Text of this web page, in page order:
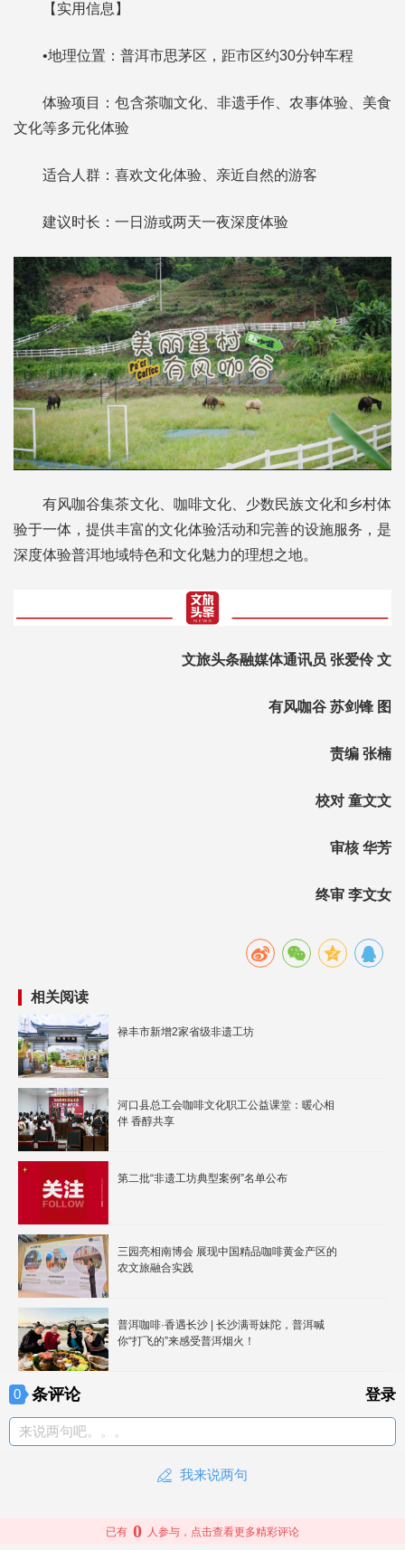
【实用信息】
•地理位置：普洱市思茅区，距市区约30分钟车程
体验项目：包含茶咖文化、非遗手作、农事体验、美食
文化等多元化体验
适合人群：喜欢文化体验、亲近自然的游客
建议时长：一日游或两天一夜深度体验
有风咖谷集茶文化、咖啡文化、少数民族文化和乡村体
验于一体，提供丰富的文化体验活动和完善的设施服务，是
深度体验普洱地域特色和文化魅力的理想之地。
文旅头条融媒体通讯员 张爱伶 文
有风咖谷 苏剑锋 图
责编 张楠
校对 童文文
审核 华芳
终审 李文女
相关阅读
河口县总工会咖啡文化职工公益课堂：暖心相
伴 香醇共享
第二批“非遗工坊典型案例”名单公布
三园亮相南博会 展现中国精品咖啡黄金产区的
农文旅融合实践
普洱咖啡·香遇长沙 | 长沙满哥妹陀，普洱喊
你“打飞的”来感受普洱烟火！
0 条评论 登录
来说两句吧。。。
我来说两句
已有 0 人参与，点击查看更多精彩评论